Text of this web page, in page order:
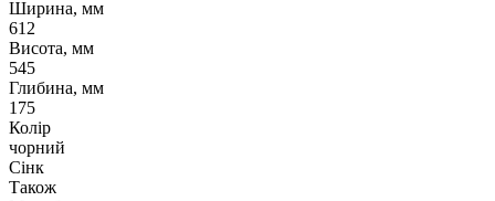
Ширина, мм
612
Висота, мм
545
Глибина, мм
175
Колір
чорний
Сінк
Також